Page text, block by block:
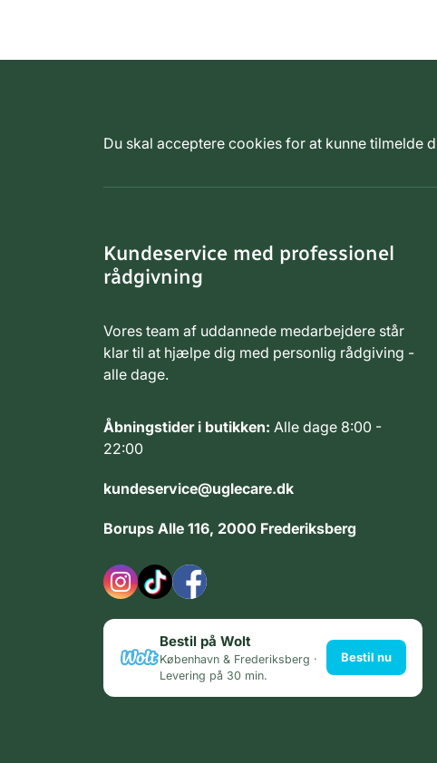
Du skal acceptere cookies for at kunne tilmelde
Kundeservice med professionel
rådgivning
Vores team af uddannede medarbejdere står
klar til at hjælpe dig med personlig rådgiving -
alle dage.
Åbningstider i butikken: Alle dage 8:00 -
22:00
kundeservice@uglecare.dk
Borups Alle 116, 2000 Frederiksberg
Bestil på Wolt
København & Frederiksberg ·
Levering på 30 min.
Bestil nu